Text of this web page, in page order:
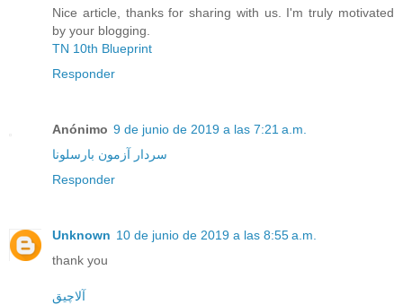
Nice article, thanks for sharing with us. I'm truly motivated
by your blogging.
TN 10th Blueprint
Responder
Anónimo 9 de junio de 2019 a las 7:21 a.m.
سردار آزمون بارسلونا
Responder
Unknown 10 de junio de 2019 a las 8:55 a.m.
thank you
آلاچیق